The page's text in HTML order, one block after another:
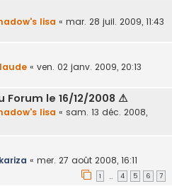
lisa « mar. 28 juil. 2009, 11:43
« ven. 02 janv. 2009, 20:13
le 16/12/2008 ⚠
lisa « sam. 13 déc. 2008,
« mer. 27 août 2008, 16:11
1 … 4 5 6 7